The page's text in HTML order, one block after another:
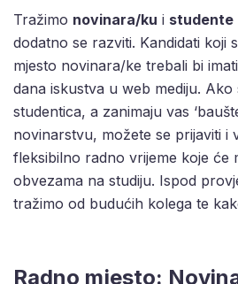
Tražimo novinara/ku i studente
dodatno se razviti. Kandidati koji
mjesto novinara/ke trebali bi
dana iskustva u web mediju. Ako
studentica, a zanimaju vas
novinarstvu, možete se prijaviti i
fleksibilno radno vrijeme koje će
obvezama na studiju. Ispod
tražimo od budućih kolega te
Radno mjesto: